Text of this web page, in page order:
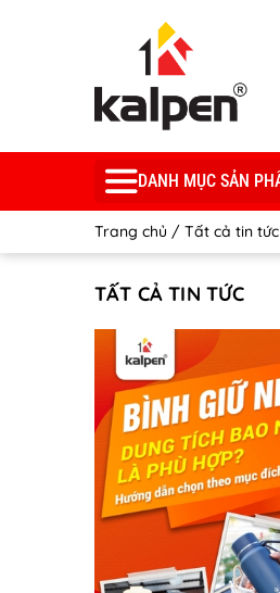
DANH MỤC SẢN
Trang chủ / Tất cả tin tức
TẤT CẢ TIN TỨC